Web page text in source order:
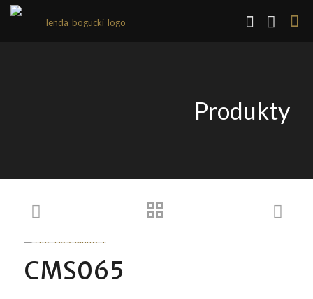
Produkty
CMS065